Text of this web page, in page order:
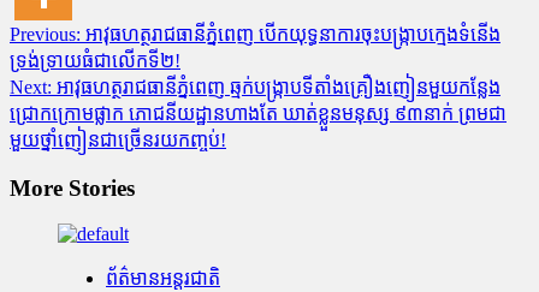
Post
navigation
Previous: អាវុធហត្ថរាជធានីភ្នំពេញ បើកយុទ្ធនាការចុះបង្ក្រាបក្មេងទំនើង
ទ្រង់ទ្រាយធំជាលើកទី២!
Next: អាវុធហត្ថរាជធានីភ្នំពេញ ឆ្មក់បង្ក្រាបទីតាំងគ្រឿងញៀនមួយកន្លែង
ជ្រោកក្រោមផ្លាក ភោជនីយដ្ឋានហាងតែ ឃាត់ខ្លួនមនុស្ស ៩៣នាក់ ព្រមជា
មួយថ្នាំញៀនជាច្រើនរយកញ្ចប់!
More Stories
ព័ត៌មានអន្តរជាតិ